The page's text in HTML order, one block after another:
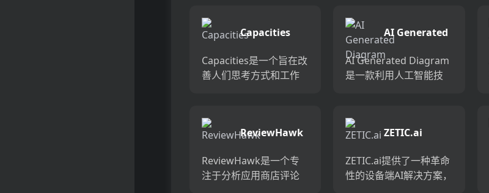
Capacities
Capacities是一个旨在改
善人们思考方式和工作
件和文件夹来组织信
息，帮助用户更直观地
AI Generated
Diagram
AI Generated Diagram
是一款利用人工智能技
（prompts）来创建图
表，支持多种布局类
ReviewHawk
ReviewHawk是一个专
注于分析应用商店评论
ZETIC.ai
ZETIC.ai提供了一种革命
性的设备端AI解决方案，